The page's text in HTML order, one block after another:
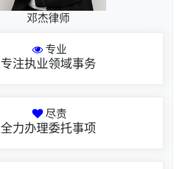
邓杰律师
专业
专注执业领域事务
尽责
全力办理委托事项